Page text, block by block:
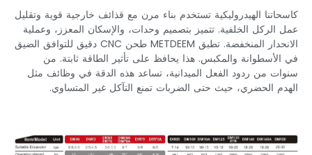
كاسحاتنا الهيدروليكية تستخدم بناء مرن مع قذائف خارجية قوية وتقليل
عمل الركل الخلفية. تتميز بتصميم وحدات، والإسكان المعزز، وعملية
الانحدار المنخفضة. تطبق METDEEM طحن CNC دقيق للتوافق الضيق
في الأسطوانة والمكبس. هذا يحافظ على تأثير الطاقة ثابتة. من
سنوات من ردود الفعل الميدانية، تساعد هذه الدقة في وظائف مثل
الهدم الحضري، حيث حتى الضربات تمنع التآكل غير المتساوي.